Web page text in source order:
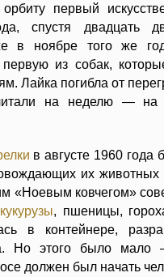
первый
спустя двадцать
в ноябре того же
первую из собак,
Лайка погибла от
на неделю —
в августе 1960
их
«Ноевым ковчегом»
кукурузы, пшеницы,
в контейнере,
Но этого было мало
должен был начать